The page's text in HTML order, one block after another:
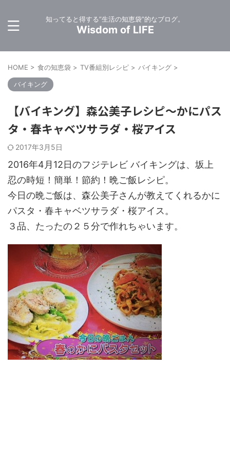
知ってると得する”生活の知恵袋”的なブログ。
Wisdom of LIFE
HOME > 食の知恵袋 > TV番組別レシピ > バイキング >
バイキング
【バイキング】森公美子レシピ～かにパス
タ・春キャベツサラダ・桜アイス
2017年3月5日
2016年4月12日のフジテレビ バイキングは、坂上
忍の時短！簡単！節約！晩ご飯レシピ。
今日の晩ご飯は、森公美子さんが教えてくれるかに
パスタ・春キャベツサラダ・桜アイス。
３品、たったの２５分で作れちゃいます。